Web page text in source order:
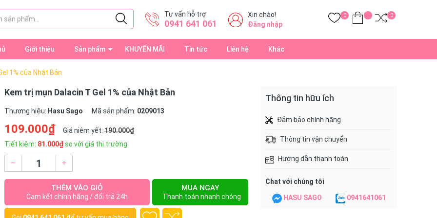
Tư vấn hỗ trợ
0941 641 061
Xin chào!
Đăng nhập
0 0
Giới thiệu Sản phẩm KHUYẾN MÃI Tin tức Liên hệ Khác
1% của Nhật Bản
Kem trị mụn Dalacin T Gel 1% của Nhật Bản
Thương hiệu: Hasu Sago Mã sản phẩm: 0209013
109.000₫ Giá niêm yết: 190.000₫
Tiết kiệm: 81.000₫so với giá thị trường
– +
THÊM VÀO GIỎ
Cam kết chính hãng / đổi trả 24h
MUA NGAY
Thanh toán nhanh chóng
Thông tin hữu ích
Đảm bảo chính hãng
Thông tin vận chuyển
Hướng dẫn thanh toán
Chat với chúng tôi
HASU SAGO 0941641061